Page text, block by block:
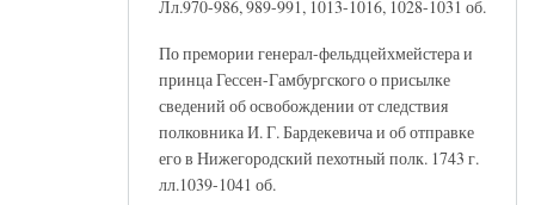
Лл.970-986, 989-991, 1013-1016, 1028-1031 об.
По премории генерал-фельдцейхмейстера и
принца Гессен-Гамбургского о присылке
сведений об освобождении от следствия
полковника И. Г. Бардекевича и об отправке
его в Нижегородский пехотный полк. 1743 г.
лл.1039-1041 об.